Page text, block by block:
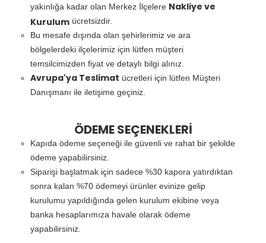
yakınlığa kadar olan Merkez İlçelere Nakliye ve
Kurulum ücretsizdir.
Bu mesafe dışında olan şehirlerimiz ve ara
bölgelerdeki ilçelerimiz için lütfen müşteri
temsilcimizden fiyat ve detaylı bilgi alınız.
Avrupa'ya Teslimat ücretleri için lütfen Müşteri
Danışmanı ile iletişime geçiniz.
ÖDEME SEÇENEKLERİ
Kapıda ödeme seçeneği ile güvenli ve rahat bir şekilde
ödeme yapabilirsiniz.
Siparişi başlatmak için sadece %30 kapora yatırdıktan
sonra kalan %70 ödemeyi ürünler evinize gelip
kurulumu yapıldığında gelen kurulum ekibine veya
banka hesaplarımıza havale olarak ödeme
yapabilirsiniz.